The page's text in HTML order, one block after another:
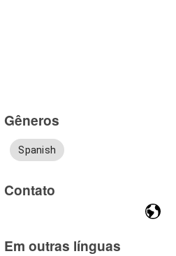
Gêneros
Spanish
Contato
Em outras línguas